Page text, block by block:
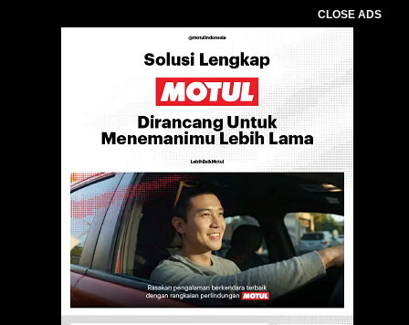
CLOSE ADS